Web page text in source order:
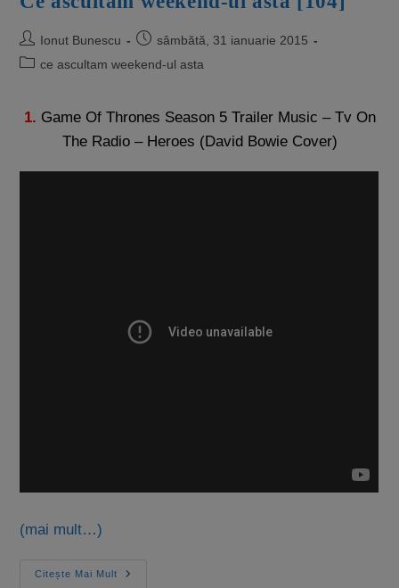
Ionut Bunescu
sâmbătă, 31 ianuarie 2015
ce ascultam weekend-ul asta
1. Game Of Thrones Season 5 Trailer Music – Tv On
The Radio – Heroes (David Bowie Cover)
(mai mult…)
Citește Mai Mult